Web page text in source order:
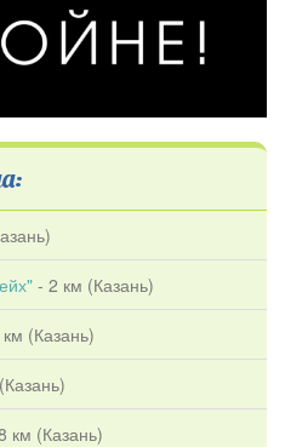
)
- 2 км (Казань)
(Казань)
Казань)
км (Казань)